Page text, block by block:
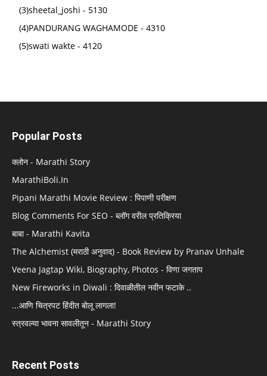
(3)sheetal_joshi - 5130
(4)PANDURANG WAGHAMODE - 4310
(5)swati wakte - 4120
Popular Posts
क्लोन - Marathi Story
MarathiBoli.In
Pipani Marathi Movie Review : पिपाणी परीक्षण
Blog Comments For SEO - ब्लॉग वरील प्रतिक्रिया
बाबा - Marathi Kavita
The Alchemist (मराठी अनुवाद) - Book Review by Pranav Unhale
Veena Jagtap Wiki, Biography, Photos - विणा जगताप
New Fireworks in Diwali : दिवाळीतील नवीन फटाके ..
...आणि चित्रपट हिंदीत बोलू लागला!
स्त्रवल्या भावना सावलीतून - Marathi Story
Recent Posts